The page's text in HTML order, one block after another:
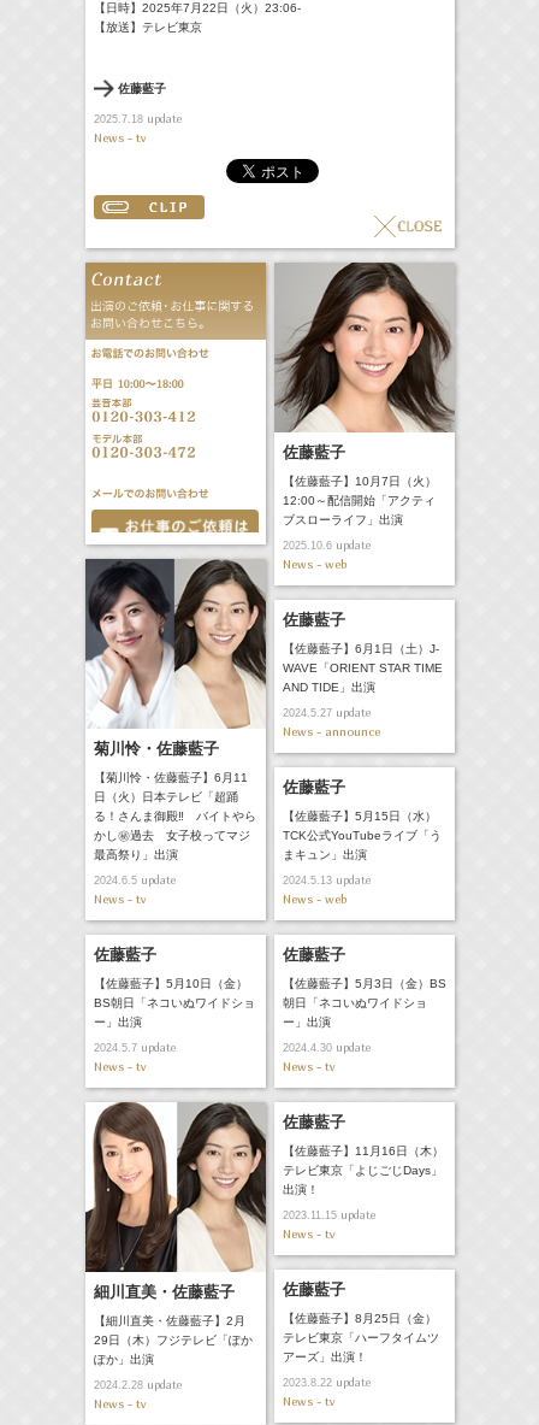
【日時】2025年7月22日（火）23:06-
【放送】テレビ東京
佐藤藍子
2025.7.18update
News - tv
佐藤藍子
【佐藤藍子】10月7日（火）
12:00～配信開始「アクティ
ブスローライフ」出演
2025.10.6update
News - web
菊川怜・佐藤藍子
【菊川怜・佐藤藍子】6月11
日（火）日本テレビ「超踊
る！さんま御殿‼ バイトやら
かし㊙過去 女子校ってマジ
最高祭り」出演
2024.6.5update
News - tv
佐藤藍子
【佐藤藍子】6月1日（土）J-
WAVE「ORIENT STAR TIME
AND TIDE」出演
2024.5.27update
News - announce
佐藤藍子
【佐藤藍子】5月15日（水）
TCK公式YouTubeライブ「う
まキュン」出演
2024.5.13update
News - web
佐藤藍子
【佐藤藍子】5月10日（金）
BS朝日「ネコいぬワイドショ
ー」出演
2024.5.7update
News - tv
佐藤藍子
【佐藤藍子】5月3日（金）BS
朝日「ネコいぬワイドショ
ー」出演
2024.4.30update
News - tv
細川直美・佐藤藍子
【細川直美・佐藤藍子】2月
29日（木）フジテレビ「ぽか
ぽか」出演
2024.2.28update
News - tv
佐藤藍子
【佐藤藍子】11月16日（木）
テレビ東京「よじごじDays」
出演！
2023.11.15update
News - tv
佐藤藍子
【佐藤藍子】8月25日（金）
テレビ東京「ハーフタイムツ
アーズ」出演！
2023.8.22update
News - tv